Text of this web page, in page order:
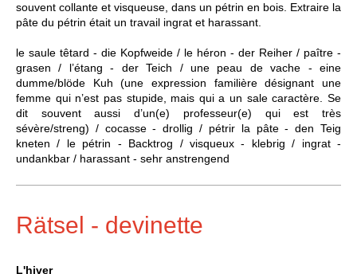
souvent collante et visqueuse, dans un pétrin en bois. Extraire la
pâte du pétrin était un travail ingrat et harassant.
le saule têtard - die Kopfweide / le héron - der Reiher / paître -
grasen / l’étang - der Teich / une peau de vache - eine
dumme/blöde Kuh (une expression familière désignant une
femme qui n’est pas stupide, mais qui a un sale caractère. Se
dit souvent aussi d’un(e) professeur(e) qui est très
sévère/streng) / cocasse - drollig / pétrir la pâte - den Teig
kneten / le pétrin - Backtrog / visqueux - klebrig / ingrat -
undankbar / harassant - sehr anstrengend
Rätsel - devinette
L'hiver